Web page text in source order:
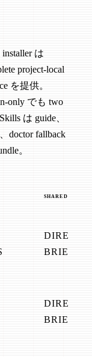
installer は
project-local
を提供。
only でも two
は guide、
doctor fallback
。
SHARED
BRIEF +
BRIEF +